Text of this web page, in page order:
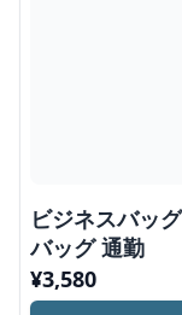
ビジネスバッ
バッグ 通勤
¥3,580